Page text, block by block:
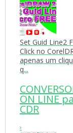
Set Guid Line2
Click no
apenas um
q...
ON LINE
CDR
›